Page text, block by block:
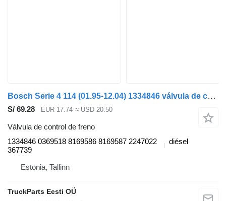
Bosch Serie 4 114 (01.95-12.04) 1334846 válvula de control de freno para Scania 4-series (1995-2006) cabeza tractora
S/ 69.28 EUR 17.74 ≈ USD 20.50
Válvula de control de freno
1334846 0369518 8169586 8169587 2247022
367739
diésel
Estonia, Tallinn
TruckParts Eesti OÜ